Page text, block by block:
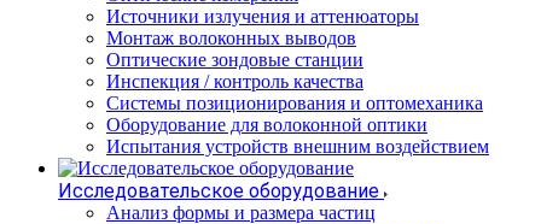
Источники излучения и аттенюаторы
Монтаж волоконных выводов
Оптические зондовые станции
Инспекция / контроль качества
Системы позиционирования и оптомеханика
Оборудование для волоконной оптики
Испытания устройств внешним воздействием
Исследовательское оборудование
Анализ формы и размера частиц